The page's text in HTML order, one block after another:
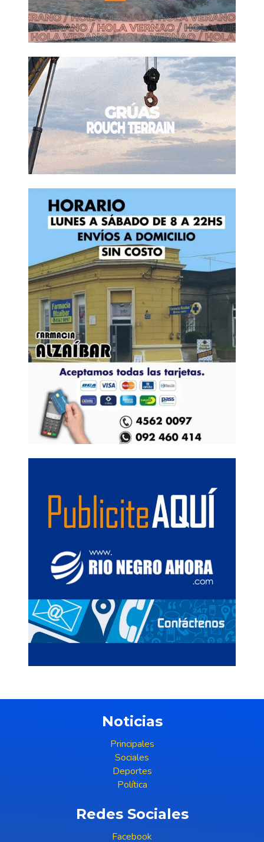
Noticias
Principales
Sociales
Deportes
Política
Redes Sociales
Facebook